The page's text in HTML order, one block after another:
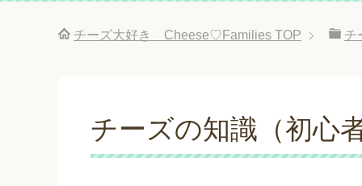
チーズ大好き Cheese♡Families TOP チ
チーズの知識（初心